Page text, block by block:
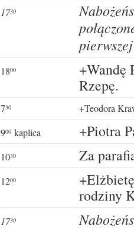
1730
1800
+Wandę
Rzepę.
730
+Teodora
900 kaplica +Piotra
1030 Za
1200
rodziny
1730